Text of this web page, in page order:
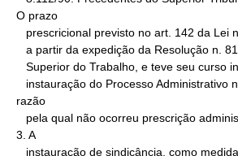
O prazo
razão
3. A